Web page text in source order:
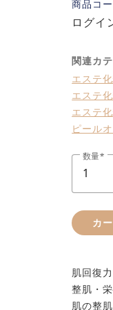
商品コ
ログイ
関連カ
エステ
エステ
エステ
ピール
数量
カ
肌回復
整肌・
肌の整